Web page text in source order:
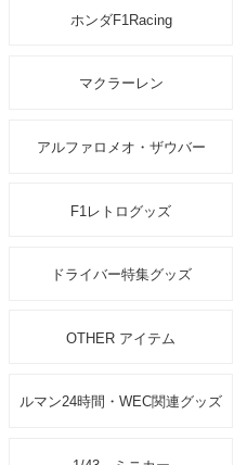
ホンダF1Racing
マクラーレン
アルファロメオ・ザウバー
F1レトログッズ
ドライバー特集グッズ
OTHER アイテム
ルマン24時間・WEC関連グッズ